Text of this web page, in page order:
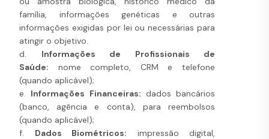
família, informações genéticas e outras
informações exigidas por lei ou necessárias para
atingir o objetivo.
d. Informações de Profissionais de
Saúde: nome completo, CRM e telefone
(quando aplicável);
e. Informações Financeiras: dados bancários
(banco, agência e conta), para reembolsos
(quando aplicável);
f. Dados Biométricos: impressão digital,